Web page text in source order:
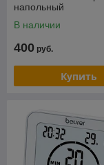
напольный
В наличии
400 руб.
Купить